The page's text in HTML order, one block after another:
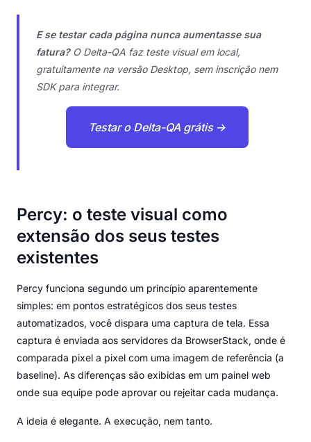
E se testar cada página nunca aumentasse sua
fatura?O Delta-QA faz teste visual em local,
gratuitamente na versão Desktop, sem inscrição nem
SDK para integrar.
Testar o Delta-QA grátis →
Percy: o teste visual como
extensão dos seus testes
existentes
Percy funciona segundo um princípio aparentemente
simples: em pontos estratégicos dos seus testes
automatizados, você dispara uma captura de tela. Essa
captura é enviada aos servidores da BrowserStack, onde é
comparada pixel a pixel com uma imagem de referência (a
baseline). As diferenças são exibidas em um painel web
onde sua equipe pode aprovar ou rejeitar cada mudança.
A ideia é elegante. A execução, nem tanto.